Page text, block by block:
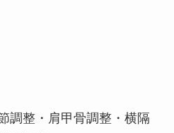
調整・肩甲骨調整・横隔